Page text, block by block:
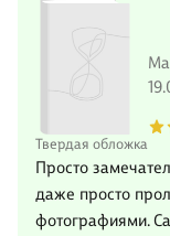
Твердая обложка
Просто
даже просто
фотографиями.